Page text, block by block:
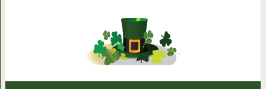
Сотрудник зоопарка
животных, которые